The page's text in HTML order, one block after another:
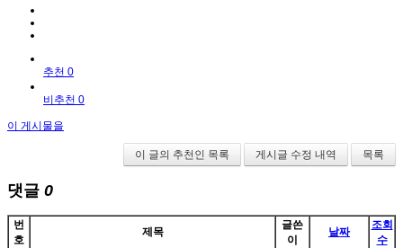
추천 0
비추천 0
이 게시물을
이 글의 추천인 목록 게시글 수정 내역 목록
댓글 0
번
호
제목
글쓴
이
날짜
조회
수